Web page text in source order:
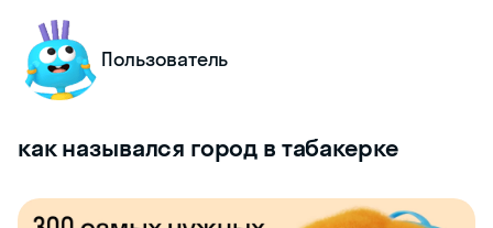
Пользователь
как назывался город в табакерке